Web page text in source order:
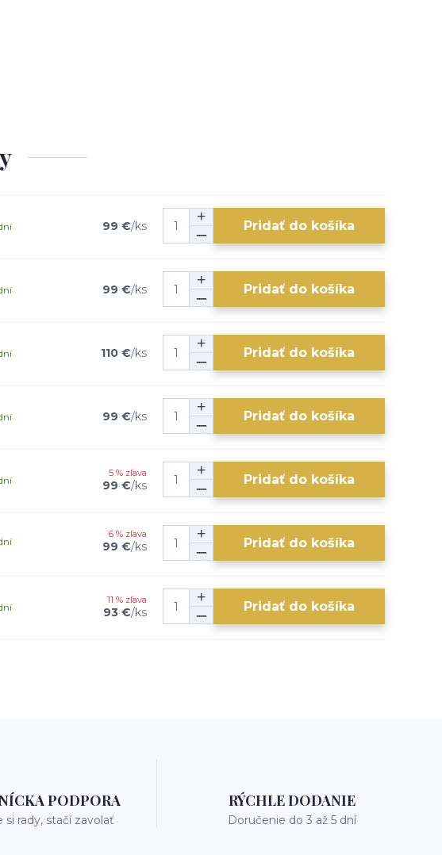
99 €/ks Pridať do košíka
99 €/ks Pridať do košíka
110 €/ks Pridať do košíka
99 €/ks Pridať do košíka
5 % zľava
99 €/ks Pridať do košíka
6 % zľava
99 €/ks Pridať do košíka
11 % zľava
93 €/ks Pridať do košíka
PODPORA
si rady, stačí zavolať
RÝCHLE DODANIE
Doručenie do 3 až 5 dní